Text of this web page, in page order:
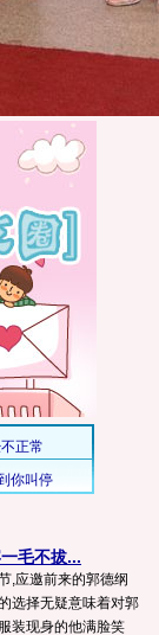
毛不拔...
,应邀前来的郭德纲
选择无疑意味着对郭
装现身的他满脸笑